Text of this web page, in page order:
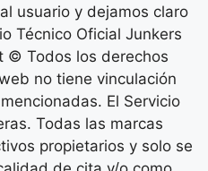
usuario y dejamos claro
Técnico Oficial Junkers
© Todos los derechos
no tiene vinculación
El Servicio
Todas las marcas
propietarios y solo se